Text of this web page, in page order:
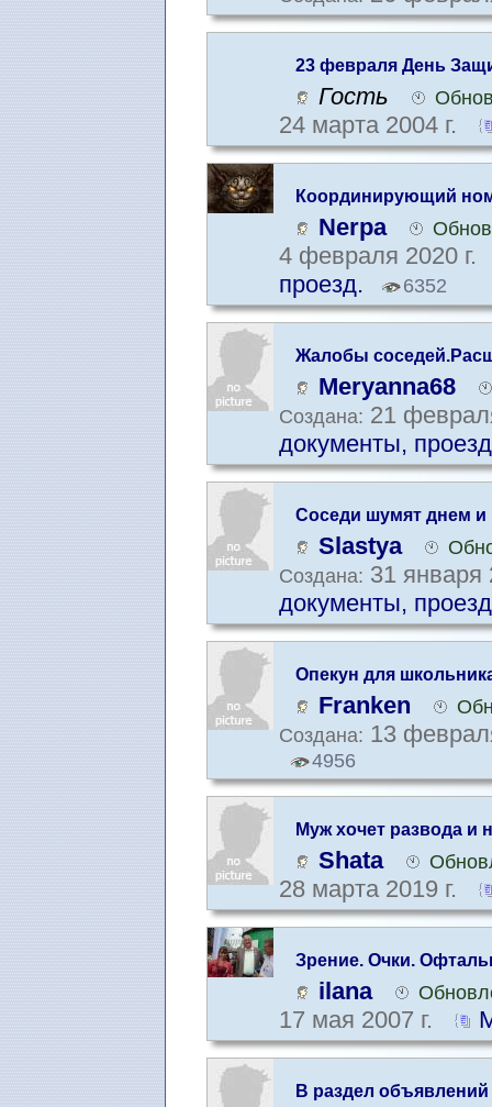
23 февраля День
Гость
24 марта 2004 г.
Координирующий
Nerpa
4 февраля 2020 г.
проезд.
6352
Жалобы
Meryanna68
Создана: 21
документы,
Соседи шумят днем
Slastya
Создана: 31 января
документы,
Опекун для
Franken
Создана: 13
4956
Муж хочет развода и
ребенка себе?Или
ребенком?
Shata
28 марта 2019 г.
Зрение. Очки.
ilana
17 мая 2007 г.
В раздел объявлений